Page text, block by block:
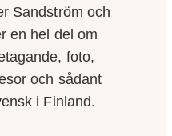
Sandström och
en hel del om
foto,
och sådant
i Finland.